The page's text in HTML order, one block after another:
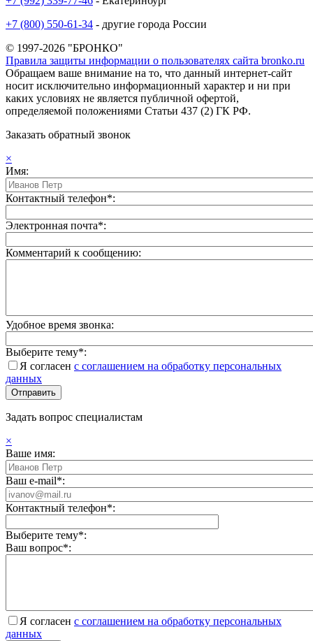
+7 (800) 550-61-34 - другие города России
© 1997-2026 "БРОНКО"
Правила защиты информации о пользователях сайта bronko.ru
Обращаем ваше внимание на то, что данный интернет-сайт
носит исключительно информационный характер и ни при
каких условиях не является публичной офертой,
определяемой положениями Статьи 437 (2) ГК РФ.
Заказать обратный звонок
×
Имя:
Контактный телефон*:
Электронная почта*:
Комментарий к сообщению:
Удобное время звонка:
Выберите тему*:
Я согласен с соглашением на обработку персональных
данных
Задать вопрос специалистам
×
Ваше имя:
Ваш e-mail*:
Контактный телефон*:
Выберите тему*:
Ваш вопрос*:
Я согласен с соглашением на обработку персональных
данных